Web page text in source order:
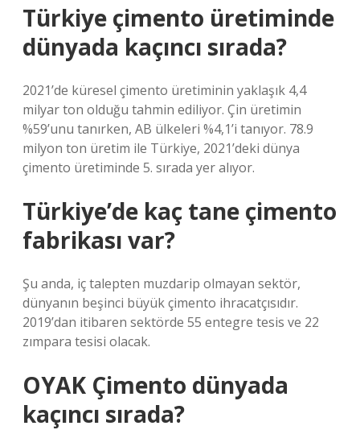
Türkiye çimento üretiminde
dünyada kaçıncı sırada?
2021’de küresel çimento üretiminin yaklaşık 4,4
milyar ton olduğu tahmin ediliyor. Çin üretimin
%59’unu tanırken, AB ülkeleri %4,1’i tanıyor. 78.9
milyon ton üretim ile Türkiye, 2021’deki dünya
çimento üretiminde 5. sırada yer alıyor.
Türkiye’de kaç tane çimento
fabrikası var?
Şu anda, iç talepten muzdarip olmayan sektör,
dünyanın beşinci büyük çimento ihracatçısıdır.
2019’dan itibaren sektörde 55 entegre tesis ve 22
zımpara tesisi olacak.
OYAK Çimento dünyada
kaçıncı sırada?